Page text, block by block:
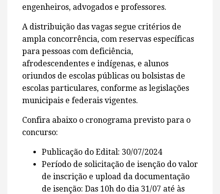
engenheiros, advogados e professores.
A distribuição das vagas segue critérios de
ampla concorrência, com reservas específicas
para pessoas com deficiência,
afrodescendentes e indígenas, e alunos
oriundos de escolas públicas ou bolsistas de
escolas particulares, conforme as legislações
municipais e federais vigentes.
Confira abaixo o cronograma previsto para o
concurso:
Publicação do Edital: 30/07/2024
Período de solicitação de isenção do valor
de inscrição e upload da documentação
de isenção: Das 10h do dia 31/07 até às